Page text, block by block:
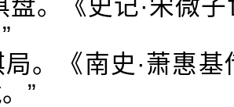
。《史记·宋微子
局。《南史·萧惠
”